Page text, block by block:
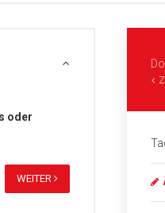
oder
WEITER